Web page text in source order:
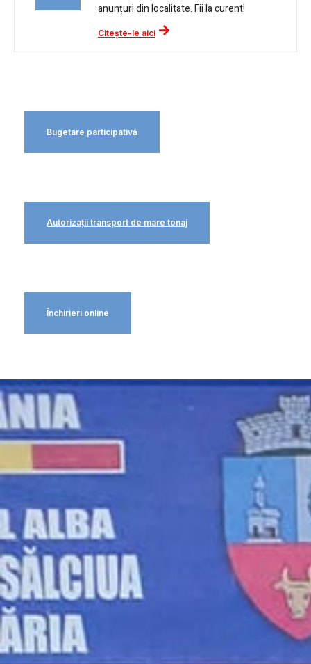
anunțuri din localitate. Fii la curent!
Citește-le aici
Bugetare participativă
Autorizații transport de mare tonaj
Închirieri online